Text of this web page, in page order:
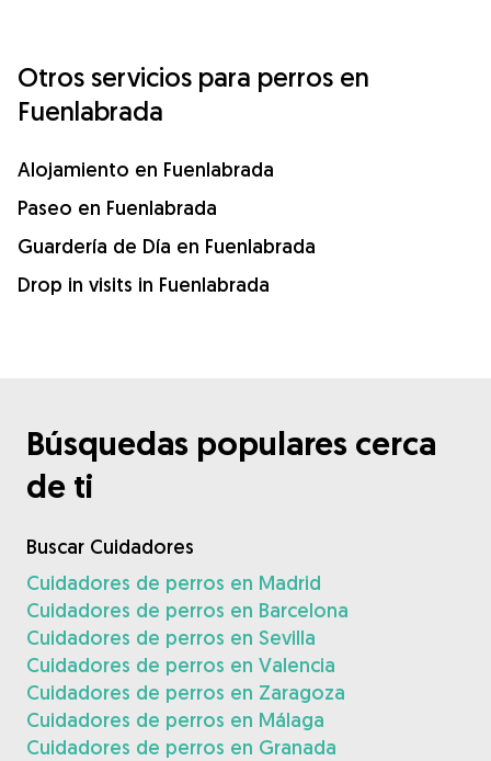
Otros servicios para perros en
Fuenlabrada
Alojamiento en Fuenlabrada
Paseo en Fuenlabrada
Guardería de Día en Fuenlabrada
Drop in visits in Fuenlabrada
Búsquedas populares cerca
de ti
Buscar Cuidadores
Cuidadores de perros en Madrid
Cuidadores de perros en Barcelona
Cuidadores de perros en Sevilla
Cuidadores de perros en Valencia
Cuidadores de perros en Zaragoza
Cuidadores de perros en Málaga
Cuidadores de perros en Granada